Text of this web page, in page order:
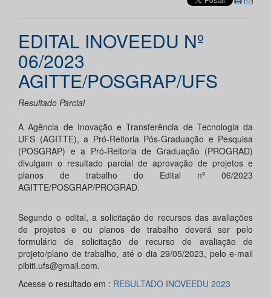
EDITAL INOVEEDU Nº
06/2023
AGITTE/POSGRAP/UFS
Resultado Parcial
A Agência de Inovação e Transferência de Tecnologia da
UFS (AGITTE), a Pró-Reitoria Pós-Graduação e Pesquisa
(POSGRAP) e a Pró-Reitoria de Graduação (PROGRAD)
divulgam o resultado parcial de aprovação de projetos e
planos de trabalho do Edital nº 06/2023
AGITTE/POSGRAP/PROGRAD.
Segundo o edital, a solicitação de recursos das avaliações
de projetos e ou planos de trabalho deverá ser pelo
formulário de solicitação de recurso de avaliação de
projeto/plano de trabalho, até o dia 29/05/2023, pelo e-mail
pibiti.ufs@gmail.com.
Acesse o resultado em : RESULTADO INOVEEDU 2023